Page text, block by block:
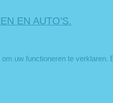
EN AUTO’S.
uw functioneren te verklaren.